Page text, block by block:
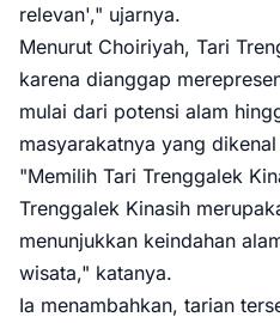
relevan'," ujarnya.
Menurut Choiriyah, Tari
karena dianggap
mulai dari potensi alam
masyarakatnya yang
"Memilih Tari Trenggalek
Trenggalek Kinasih
menunjukkan keindahan
wisata," katanya.
Ia menambahkan, tarian